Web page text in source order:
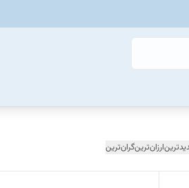
ارزان‌ترینگران‌ترین